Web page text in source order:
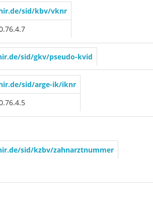
sid/kbv/vknr
sid/gkv/pseudo-kvid
sid/arge-ik/iknr
sid/kzbv/zahnarztnummer